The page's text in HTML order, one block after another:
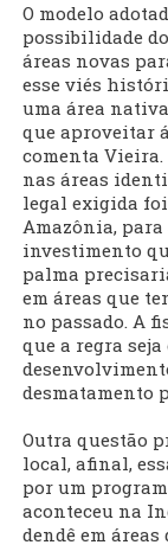
O modelo
possibilidade
áreas novas
esse viés
uma área
que aproveitar
comenta
nas áreas
legal exigida foi
Amazônia, para
investimento
palma
em áreas que
no passado. A
que a regra
desmatamento
Outra questão
local, afinal,
por um
aconteceu na
dendê em